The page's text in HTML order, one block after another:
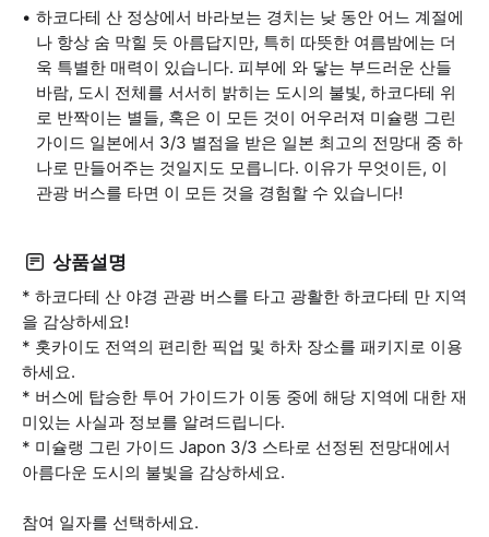
하코다테 산 정상에서 바라보는 경치는 낮 동안 어느 계절에
나 항상 숨 막힐 듯 아름답지만, 특히 따뜻한 여름밤에는 더
욱 특별한 매력이 있습니다. 피부에 와 닿는 부드러운 산들
바람, 도시 전체를 서서히 밝히는 도시의 불빛, 하코다테 위
로 반짝이는 별들, 혹은 이 모든 것이 어우러져 미슐랭 그린
가이드 일본에서 3/3 별점을 받은 일본 최고의 전망대 중 하
나로 만들어주는 것일지도 모릅니다. 이유가 무엇이든, 이
관광 버스를 타면 이 모든 것을 경험할 수 있습니다!
상품설명
* 하코다테 산 야경 관광 버스를 타고 광활한 하코다테 만 지역
을 감상하세요!
* 홋카이도 전역의 편리한 픽업 및 하차 장소를 패키지로 이용
하세요.
* 버스에 탑승한 투어 가이드가 이동 중에 해당 지역에 대한 재
미있는 사실과 정보를 알려드립니다.
* 미슐랭 그린 가이드 Japon 3/3 스타로 선정된 전망대에서
아름다운 도시의 불빛을 감상하세요.
참여 일자를 선택하세요.